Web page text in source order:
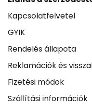
Kapcsolatfelvetel
GYIK
Rendelés állapota
Reklamációk és
Fizetési módok
Szállítási információk